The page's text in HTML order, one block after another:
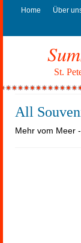
Home Über
St.
All
Mehr vom Meer